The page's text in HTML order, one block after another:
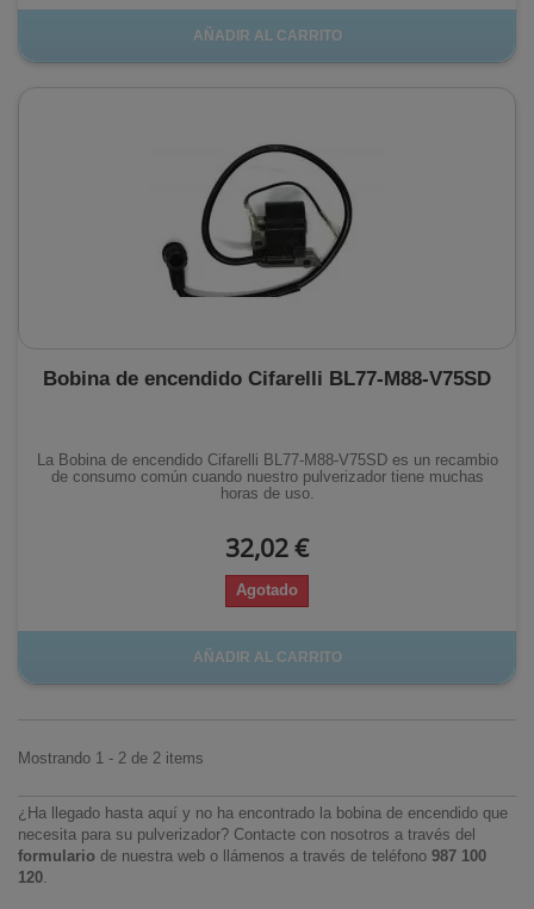
AÑADIR AL CARRITO
Bobina de encendido Cifarelli BL77-M88-V75SD
La Bobina de encendido Cifarelli BL77-M88-V75SD es un recambio
de consumo común cuando nuestro pulverizador tiene muchas
horas de uso.
32,02 €
Agotado
AÑADIR AL CARRITO
Mostrando 1 - 2 de 2 items
¿Ha llegado hasta aquí y no ha encontrado la bobina de encendido que
necesita para su pulverizador? Contacte con nosotros a través del
formulario de nuestra web o llámenos a través de teléfono 987 100
120.